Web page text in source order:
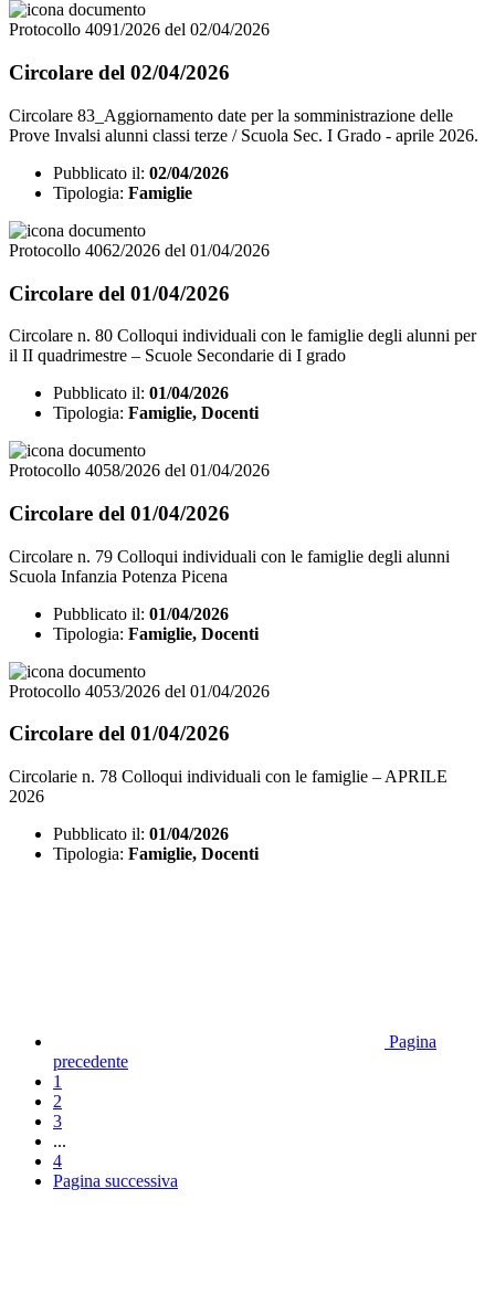
Protocollo 4091/2026 del 02/04/2026
Circolare del 02/04/2026
Circolare 83_Aggiornamento date per la somministrazione delle
Prove Invalsi alunni classi terze / Scuola Sec. I Grado - aprile 2026.
Pubblicato il: 02/04/2026
Tipologia: Famiglie
Protocollo 4062/2026 del 01/04/2026
Circolare del 01/04/2026
Circolare n. 80 Colloqui individuali con le famiglie degli alunni per
il II quadrimestre – Scuole Secondarie di I grado
Pubblicato il: 01/04/2026
Tipologia: Famiglie, Docenti
Protocollo 4058/2026 del 01/04/2026
Circolare del 01/04/2026
Circolare n. 79 Colloqui individuali con le famiglie degli alunni
Scuola Infanzia Potenza Picena
Pubblicato il: 01/04/2026
Tipologia: Famiglie, Docenti
Protocollo 4053/2026 del 01/04/2026
Circolare del 01/04/2026
Circolarie n. 78 Colloqui individuali con le famiglie – APRILE
2026
Pubblicato il: 01/04/2026
Tipologia: Famiglie, Docenti
Pagina
precedente
1
2
3
...
4
Pagina successiva